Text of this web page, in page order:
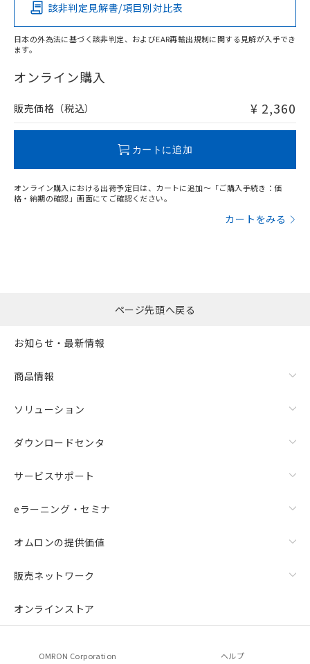
O
在庫等で未対応品が混在する可能性があります。
問い合わせください。
該非判定見解書/項目別対比表
日本の外為法に基づく該非判定、およびEAR再輸出規制に関する見解が入手でき
ます。
オンライン購入
販売価格（税込） ¥ 2,360
カートに追加
オンライン購入における出荷予定日は、カートに追加～「ご購入手続き：価
格・納期の確認」画面にてご確認ください。
カートをみる
ページ先頭へ戻る
お知らせ・最新情報
商品情報
ソリューション
ダウンロードセンタ
サービスサポート
eラーニング・セミナ
オムロンの提供価値
販売ネットワーク
オンラインストア
OMRON Corporation ヘルプ